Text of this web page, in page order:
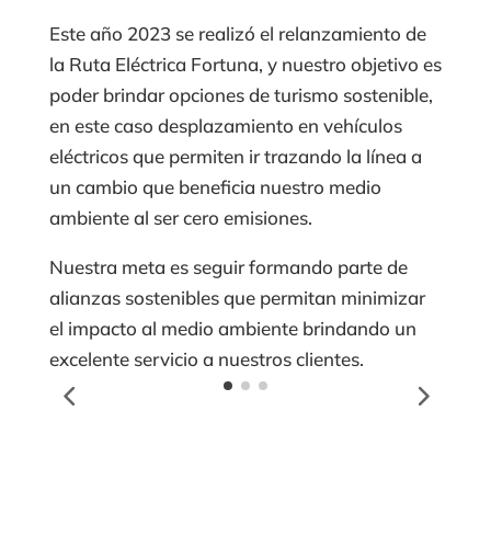
Este año 2023 se realizó el relanzamiento de
la Ruta Eléctrica Fortuna, y nuestro objetivo es
poder brindar opciones de turismo sostenible,
en este caso desplazamiento en vehículos
eléctricos que permiten ir trazando la línea a
un cambio que beneficia nuestro medio
ambiente al ser cero emisiones.
Nuestra meta es seguir formando parte de
alianzas sostenibles que permitan minimizar
el impacto al medio ambiente brindando un
excelente servicio a nuestros clientes.